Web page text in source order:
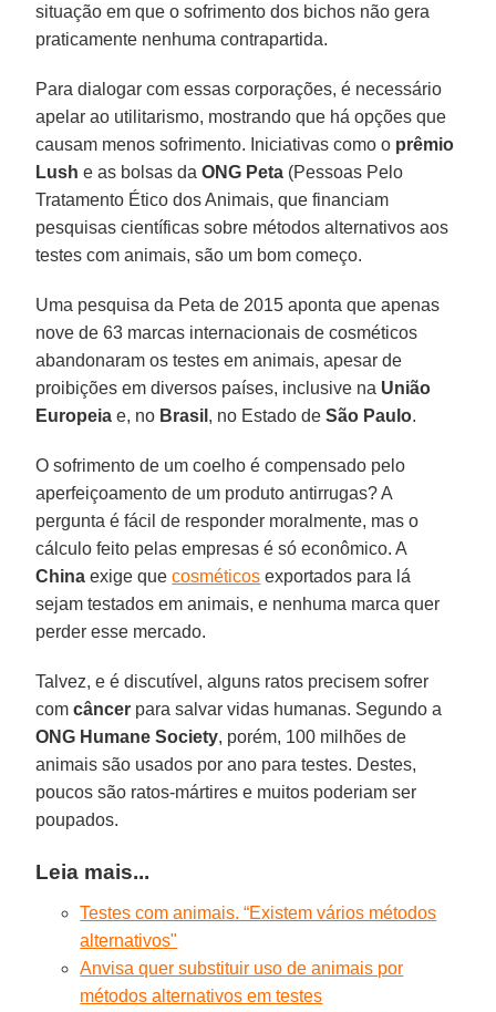
situação em que o sofrimento dos bichos não gera
praticamente nenhuma contrapartida.
Para dialogar com essas corporações, é necessário
apelar ao utilitarismo, mostrando que há opções que
causam menos sofrimento. Iniciativas como o prêmio
Lush e as bolsas daONG Peta (Pessoas Pelo
Tratamento Ético dos Animais, que financiam
pesquisas científicas sobre métodos alternativos aos
testes com animais, são um bom começo.
Uma pesquisa da Peta de 2015 aponta que apenas
nove de 63 marcas internacionais de cosméticos
abandonaram os testes em animais, apesar de
proibições em diversos países, inclusive na União
Europeia e, no Brasil , no Estado deSão Paulo.
O sofrimento de um coelho é compensado pelo
aperfeiçoamento de um produto antirrugas? A
pergunta é fácil de responder moralmente, mas o
cálculo feito pelas empresas é só econômico. A
China exige quecosméticos exportados para lá
sejam testados em animais, e nenhuma marca quer
perder esse mercado.
Talvez, e é discutível, alguns ratos precisem sofrer
comcâncer para salvar vidas humanas. Segundo a
ONG Humane Society, porém, 100 milhões de
animais são usados por ano para testes. Destes,
poucos são ratos-mártires e muitos poderiam ser
poupados.
Leia mais...
Testes com animais. “Existem vários métodos
alternativos"
Anvisa quer substituir uso de animais por
métodos alternativos em testes